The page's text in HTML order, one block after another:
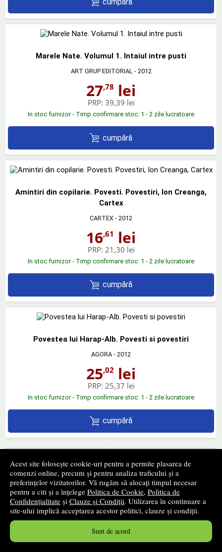
Acest site folosește cookie-uri pentru a permite plasarea de
comenzi online, precum și pentru analiza traficului și a
preferințelor vizitatorilor. Vă rugăm să alocați timpul necesar
pentru a citi și a înțelege Politica de Cookie, Politica de
Confidențialitate și Clauze și Condiții. Utilizarea în continuare a
site-ului implică acceptarea acestor politici, clauze și condiții.
Sunt de acord
Marele Nate. Volumul 1. Intaiul intre pusti
ART GRUP EDITORIAL- 2012
27,78 lei
PRP: 39,39 lei
In stoc furnizor - Timp confirmare stoc: 1 - 2 zile lucratoare
cumpără
Amintiri din copilarie. Povesti. Povestiri, Ion Creanga,
Cartex
CARTEX - 2012
16,61 lei
PRP: 21,30 lei
In stoc furnizor - Timp confirmare stoc: 1 - 2 zile lucratoare
cumpără
Povestea lui Harap-Alb. Povesti si povestiri
AGORA - 2012
25,02 lei
PRP: 25,37 lei
In stoc furnizor - Timp confirmare stoc: 1 - 2 zile lucratoare
cumpără
‹ pagina precedentă
1 ... 46 47 48 ... 149
2209 - 2256din7124produse